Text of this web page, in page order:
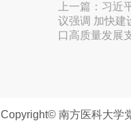
上一篇： 习近
议强调 加快建
口高质量发展
Copyright© 南方医科大学